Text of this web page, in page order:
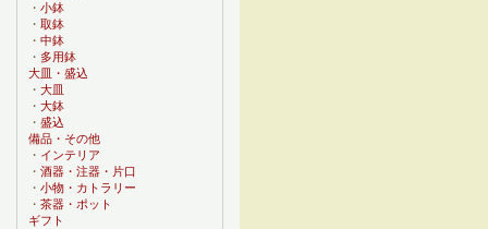
・ 小鉢
・ 取鉢
・ 中鉢
・ 多用鉢
大皿・盛込
・ 大皿
・ 大鉢
・ 盛込
備品・その他
・ インテリア
・ 酒器・注器・片口
・ 小物・カトラリー
・ 茶器・ポット
ギフト